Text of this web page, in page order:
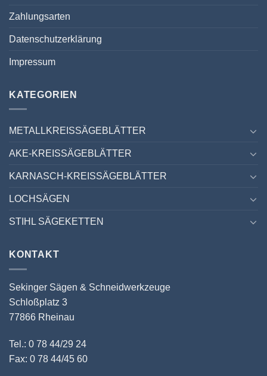
Zahlungsarten
Datenschutzerklärung
Impressum
KATEGORIEN
METALLKREISSÄGEBLÄTTER
AKE-KREISSÄGEBLÄTTER
KARNASCH-KREISSÄGEBLÄTTER
LOCHSÄGEN
STIHL SÄGEKETTEN
KONTAKT
Sekinger Sägen & Schneidwerkzeuge
Schloßplatz 3
77866 Rheinau
Tel.: 0 78 44/29 24
Fax: 0 78 44/45 60